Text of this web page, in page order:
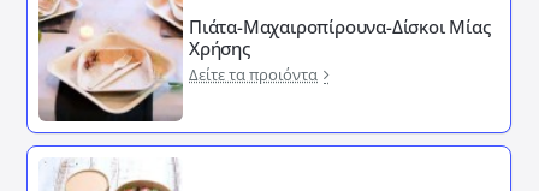
Πιάτα-Μαχαιροπίρουνα-Δίσκοι Μίας
Χρήσης
Δείτε τα προιόντα